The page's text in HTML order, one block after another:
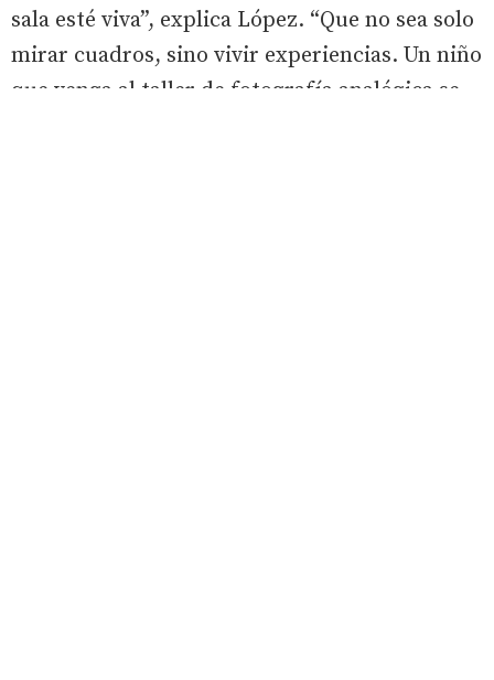
sala esté viva”, explica López. “Que no sea solo
mirar cuadros, sino vivir experiencias. Un niño
que venga al taller de fotografía analógica se